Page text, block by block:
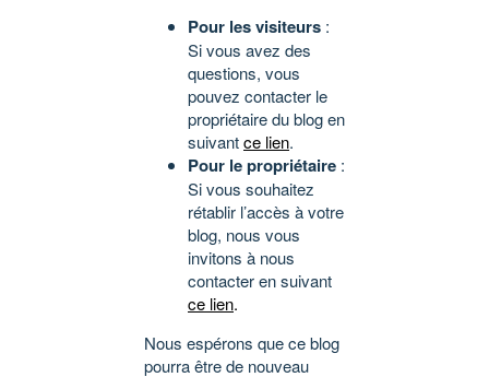
Pour les visiteurs :
Si vous avez des
questions, vous
pouvez contacter le
propriétaire du blog en
suivantce lien.
Pour le propriétaire :
Si vous souhaitez
rétablir l’accès à votre
blog, nous vous
invitons à nous
contacter en suivant
ce lien.
Nous espérons que ce blog
pourra être de nouveau